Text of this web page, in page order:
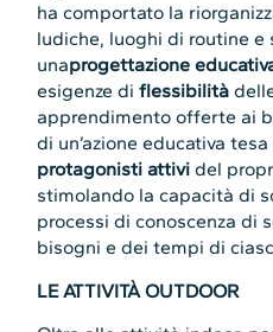
ha comportato la
ludiche, luoghi di routine
unaprogettazione
esigenze diflessibilità
apprendimento offerte ai
di un’azione educativa
protagonisti attivi del
stimolando la capacità di
processi di conoscenza di
bisogni e dei tempi di
LE ATTIVITÀ OUTDOOR